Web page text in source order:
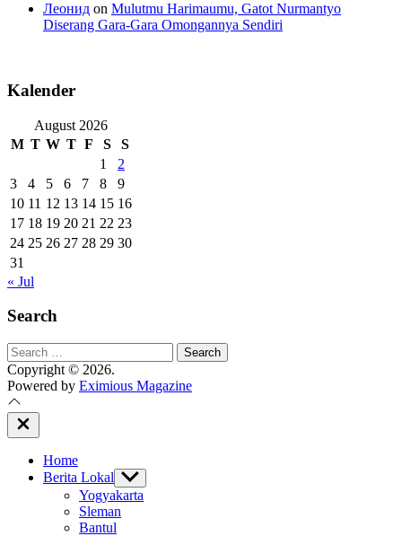
Леонид on Mulutmu Harimaumu, Gatot Nurmantyo
Diserang Gara-Gara Omongannya Sendiri
Kalender
August 2026
M T W T F S
S
1
2
3
4 5 6 7 8
9
10 11 12 13 14 15 16
17 18 19 20 21 22 23
24 25 26 27 28 29 30
31
« Jul
Search
Search
for:
Copyright © 2026.
Powered by Eximious Magazine
Close
Off
Home
Berita Lokal Show
sub
menu
Yogyakarta
Sleman
Bantul